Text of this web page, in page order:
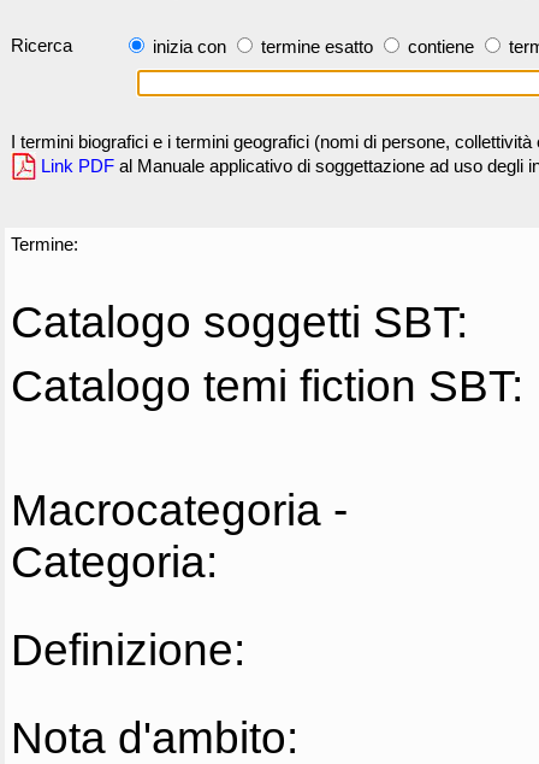
Ricerca inizia con termine esatto contiene
I termini biografici e i termini geografici (nomi di persone,
Link PDF al Manuale applicativo di soggettazione ad uso degli
Termine:
Catalogo soggetti SBT:
Catalogo temi fiction SBT:
Macrocategoria -
Categoria:
Definizione:
Nota d'ambito: